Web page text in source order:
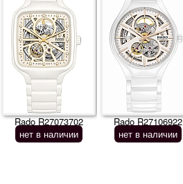
Rado R27073702
нет в наличии
Rado R27106922
нет в наличии